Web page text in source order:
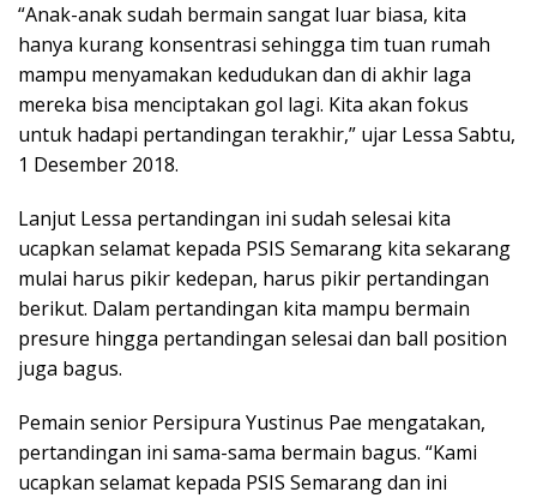
“Anak-anak sudah bermain sangat luar biasa, kita
hanya kurang konsentrasi sehingga tim tuan rumah
mampu menyamakan kedudukan dan di akhir laga
mereka bisa menciptakan gol lagi. Kita akan fokus
untuk hadapi pertandingan terakhir,” ujar Lessa Sabtu,
1 Desember 2018.
Lanjut Lessa pertandingan ini sudah selesai kita
ucapkan selamat kepada PSIS Semarang kita sekarang
mulai harus pikir kedepan, harus pikir pertandingan
berikut. Dalam pertandingan kita mampu bermain
presure hingga pertandingan selesai dan ball position
juga bagus.
Pemain senior Persipura Yustinus Pae mengatakan,
pertandingan ini sama-sama bermain bagus. “Kami
ucapkan selamat kepada PSIS Semarang dan ini